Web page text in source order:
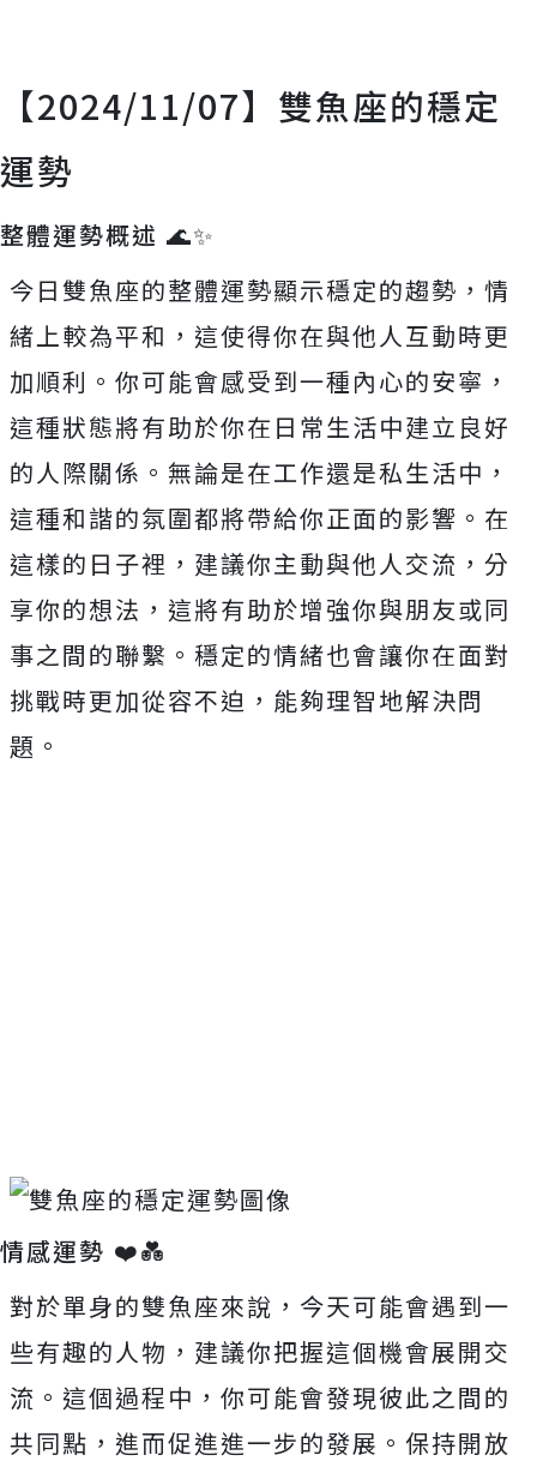
【2024/11/07】雙魚座的穩定
運勢
整體運勢概述 🌊✨
今日雙魚座的整體運勢顯示穩定的趨勢，情
緒上較為平和，這使得你在與他人互動時更
加順利。你可能會感受到一種內心的安寧，
這種狀態將有助於你在日常生活中建立良好
的人際關係。無論是在工作還是私生活中，
這種和諧的氛圍都將帶給你正面的影響。在
這樣的日子裡，建議你主動與他人交流，分
享你的想法，這將有助於增強你與朋友或同
事之間的聯繫。穩定的情緒也會讓你在面對
挑戰時更加從容不迫，能夠理智地解決問
題。
情感運勢 ❤️💑
對於單身的雙魚座來說，今天可能會遇到一
些有趣的人物，建議你把握這個機會展開交
流。這個過程中，你可能會發現彼此之間的
共同點，進而促進進一步的發展。保持開放